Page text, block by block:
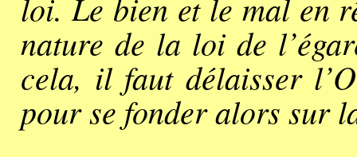
nature de la loi de
cela, il faut délaisser
pour se fonder alors sur